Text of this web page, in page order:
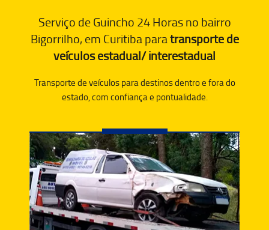
Serviço de Guincho 24 Horas no bairro
Bigorrilho, em Curitiba paratransporte de
veículos estadual/ interestadual
Transporte de veículos para destinos dentro e fora do
estado, com confiança e pontualidade.